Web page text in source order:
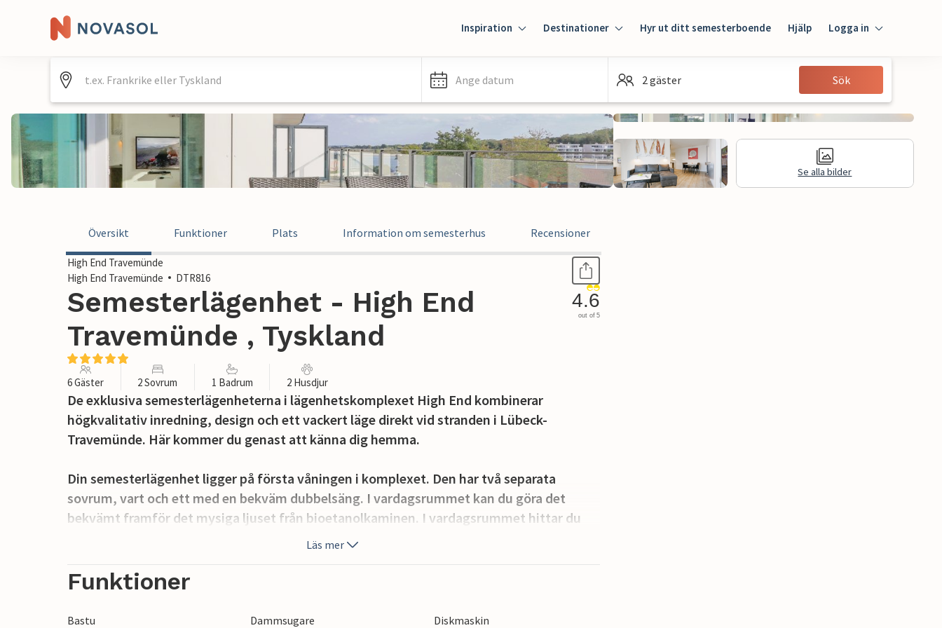
Inspiration Destinationer Hyr ut ditt semesterboende Hjälp Logga in
Gäst
Ange datum 2 gäster Sök
Se alla bilder
Översikt Funktioner Plats Information om semesterhus Recensioner
High End Travemünde
High End Travemünde
DTR816
Semesterlägenhet - High End
Travemünde , Tyskland
4.6
out of 5
6 Gäster 2 Sovrum 1 Badrum 2 Husdjur
De exklusiva semesterlägenheterna i lägenhetskomplexet High End kombinerar
högkvalitativ inredning, design och ett vackert läge direkt vid stranden i Lübeck-
Travemünde. Här kommer du genast att känna dig hemma.
Din semesterlägenhet ligger på första våningen i komplexet. Den har två separata
sovrum, vart och ett med en bekväm dubbelsäng. I vardagsrummet kan du göra det
bekvämt framför det mysiga ljuset från bioetanolkaminen. I vardagsrummet hittar du
också bäddsoffan som erbjuder två extra sovplatser. En barnsäng kan endast placeras i
anslutning samt 3 plattskärms-TV:n ger tillräcklig underhållning. Alla rum är inredda i
Läs mer
Funktioner
Bastu Dammsugare
Diskmaskin